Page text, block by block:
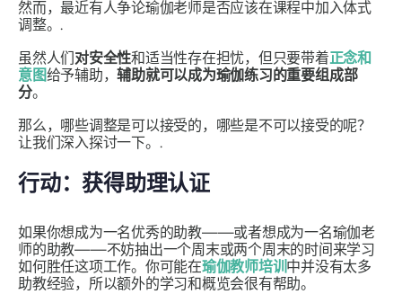
然而，最近有人争论瑜伽老师是否应该在课程中加入体式
调整。.
虽然人们对安全性和适当性存在担忧，但只要带着正念和
意图给予辅助，辅助就可以成为瑜伽练习的重要组成部
分。
那么，哪些调整是可以接受的，哪些是不可以接受的呢？
让我们深入探讨一下。.
行动：获得助理认证
如果你想成为一名优秀的助教——或者想成为一名瑜伽老
师的助教——不妨抽出一个周末或两个周末的时间来学习
如何胜任这项工作。你可能在瑜伽教师培训 中并没有太多
助教经验，所以额外的学习和概览会很有帮助。